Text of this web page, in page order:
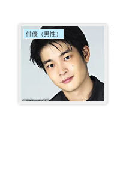
俳優（男性）